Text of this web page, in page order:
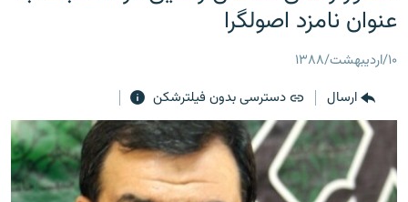
اصلی
رفتن
صفحه
جستجو
جهان
برنامه‌های رادیویی
فرکانس‌ها
پادکست
چندرسانه‌ای
گزارش‌های تصویری
گزارش‌های ویدئویی
زنان فردا
English
عنوان نامزد اصولگرا
۱۰/اردیبهشت/۱۳۸۸
ارسال
دسترسی بدون فیلترشکن